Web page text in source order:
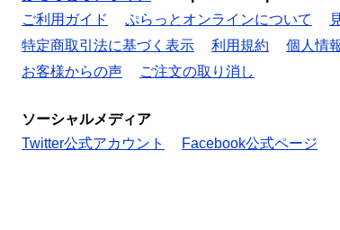
ご利用ガイド
ぷらっとオンラインについて
特定商取引法に基づく表示
利用規約 個人情
お客様からの声
ご注文の取り消し
ソーシャルメディア
Twitter公式アカウント
Facebook公式ページ